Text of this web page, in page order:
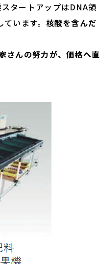
タートアップはDNA領
います。 核酸を含んだ
さんの努力が、価格へ直